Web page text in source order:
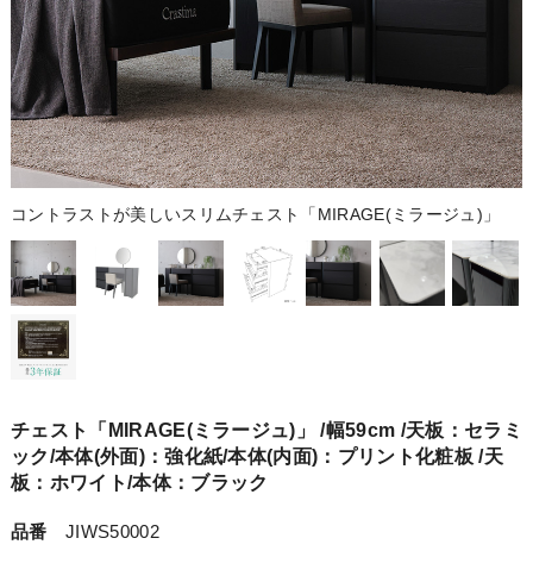
コントラストが美しいスリムチェスト「MIRAGE(ミラージュ)」
チェスト「MIRAGE(ミラージュ)」 /幅59cm /天板：セラミ
ック/本体(外面)：強化紙/本体(内面)：プリント化粧板 /天
板：ホワイト/本体：ブラック
品番 JIWS50002